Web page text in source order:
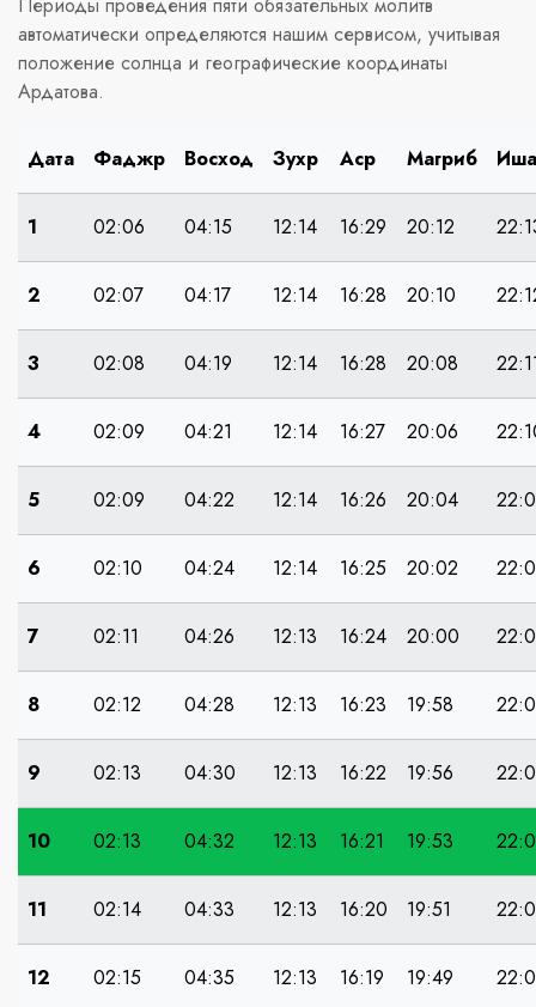
автоматически определяются нашим сервисом, учитывая
положение солнца и географические координаты
Ардатова.
Дата Фаджр Восход Зухр Аср Магриб Иша
1 02:06 04:15 12:14 16:29 20:12
2 02:07 04:17 12:14 16:28 20:10
3 02:08 04:19 12:14 16:28 20:08
4 02:09 04:21 12:14 16:27 20:06
5 02:09 04:22 12:14 16:26 20:04
6 02:10 04:24 12:14 16:25 20:02
7 02:11 04:26 12:13 16:24 20:00
8 02:12 04:28 12:13 16:23 19:58
9 02:13 04:30 12:13 16:22 19:56
10 02:13 04:32 12:13 16:21 19:53
11 02:14 04:33 12:13 16:20 19:51
12 02:15 04:35 12:13 16:19 19:49